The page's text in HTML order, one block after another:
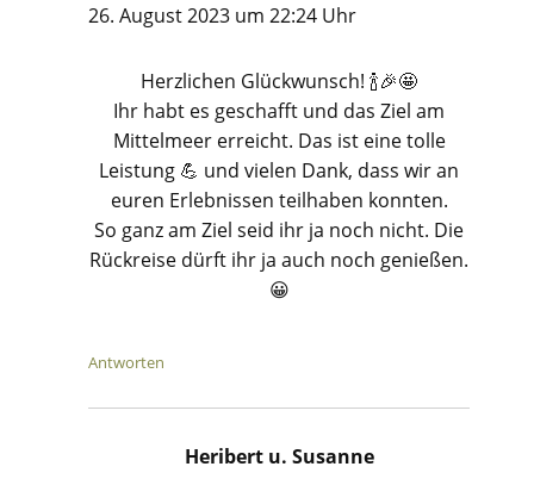
26. August 2023 um 22:24 Uhr
Herzlichen Glückwunsch! 🍾🎉🤩
Ihr habt es geschafft und das Ziel am
Mittelmeer erreicht. Das ist eine tolle
Leistung 💪 und vielen Dank, dass wir an
euren Erlebnissen teilhaben konnten.
So ganz am Ziel seid ihr ja noch nicht. Die
Rückreise dürft ihr ja auch noch genießen.
😀
Antworten
Heribert u. Susannesagt: